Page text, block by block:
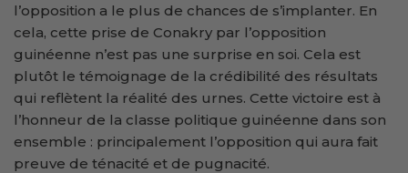
l’opposition a le plus de chances de s’implanter. En
cela, cette prise de Conakry par l’opposition
guinéenne n’est pas une surprise en soi. Cela est
plutôt le témoignage de la crédibilité des résultats
qui reflètent la réalité des urnes. Cette victoire est à
l’honneur de la classe politique guinéenne dans son
ensemble : principalement l’opposition qui aura fait
preuve de ténacité et de pugnacité.